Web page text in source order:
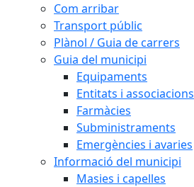
Com arribar
Transport públic
Plànol / Guia de carrers
Guia del municipi
Equipaments
Entitats i associacions
Farmàcies
Subministraments
Emergències i avaries
Informació del municipi
Masies i capelles